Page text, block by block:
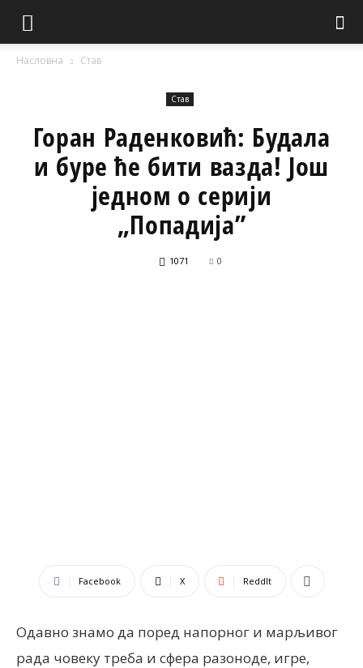
Насловна Став
Став
Горан Раденковић: Будала
и буре ће бити вазда! Још
једном о серији
„Попадија”
1071 0
Facebook X ReddIt
Одавно знамо да поред напорног и марљивог
рада човеку треба и сфера разоноде, игре,